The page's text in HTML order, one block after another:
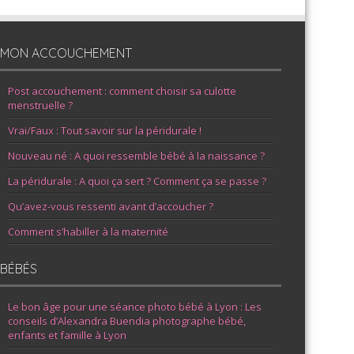
MON ACCOUCHEMENT
Post accouchement : comment choisir sa culotte
menstruelle ?
Vrai/Faux : Tout savoir sur la péridurale !
Nouveau né : A quoi ressemble bébé à la naissance ?
La péridurale : A quoi ça sert ? Comment ça se passe ?
Qu’avez-vous ressenti avant d’accoucher ?
Comment s’habiller à la maternité
BÉBÉS
Le bon âge pour une séance photo bébé à Lyon : Les
conseils d’Alexandra Buendia photographe bébé,
enfants et famille à Lyon